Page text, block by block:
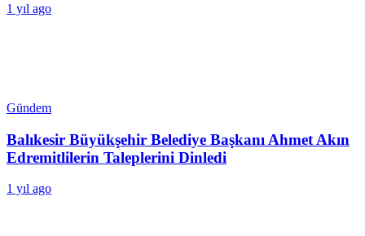
1 yıl ago
Gündem
Balıkesir Büyükşehir Belediye Başkanı Ahmet Akın
Edremitlilerin Taleplerini Dinledi
1 yıl ago